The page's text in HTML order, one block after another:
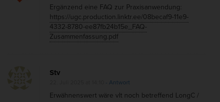
e
n
L
o
g
o
Ergänzend eine FAQ zur Praxisanwendung:
https://ugc.production.linktr.ee/08becaf9-11e9-
4332-8780-ee87fb24b15e_FAQ-
Zusammenfassung.pdf
Stv
- Antwort
Erwähnenswert wäre vlt noch betreffend LongC /